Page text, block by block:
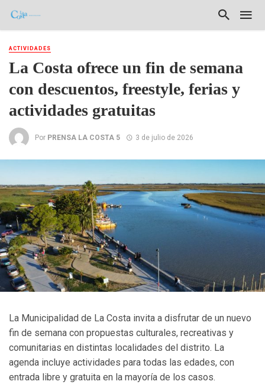
ACTIVIDADES
La Costa ofrece un fin de semana
con descuentos, freestyle, ferias y
actividades gratuitas
Por PRENSA LA COSTA 5 3 de julio de 2026
La Municipalidad de La Costa invita a disfrutar de un nuevo
fin de semana con propuestas culturales, recreativas y
comunitarias en distintas localidades del distrito. La
agenda incluye actividades para todas las edades, con
entrada libre y gratuita en la mayoría de los casos.